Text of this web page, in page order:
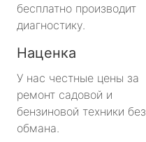
бесплатно производит
диагностику.
Наценка
У нас честные цены за
ремонт садовой и
бензиновой техники без
обмана.